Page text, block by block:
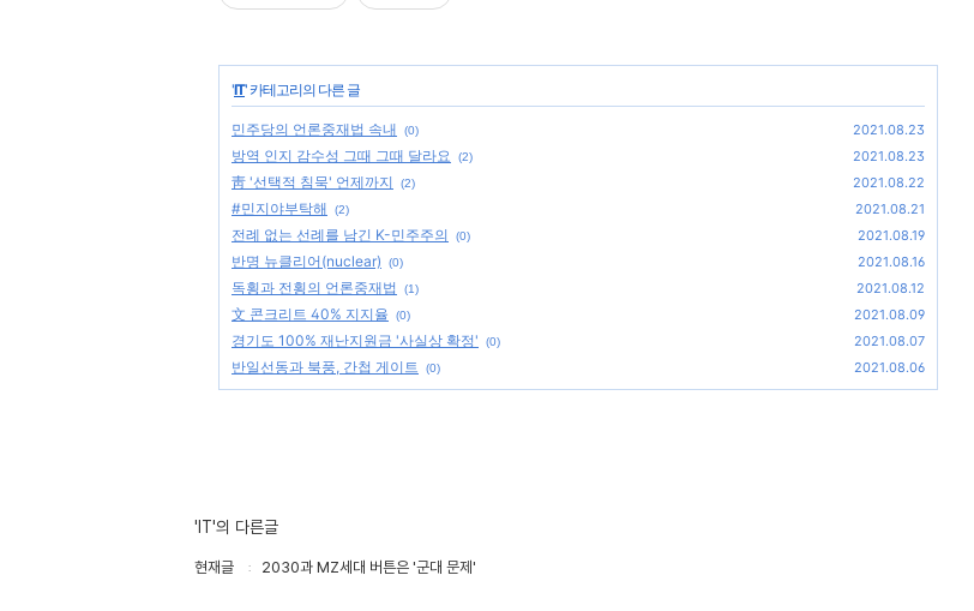
'IT' 카테고리의 다른 글
민주당의 언론중재법 속내 (0) 2021.08.23
방역 인지 감수성 그때 그때 달라요 (2) 2021.08.23
靑 '선택적 침묵' 언제까지 (2) 2021.08.22
#민지야부탁해 (2) 2021.08.21
전례 없는 선례를 남긴 K-민주주의 (0) 2021.08.19
반명 뉴클리어(nuclear) (0) 2021.08.16
독횡과 전횡의 언론중재법 (1) 2021.08.12
文 콘크리트 40% 지지율 (0) 2021.08.09
경기도 100% 재난지원금 '사실상 확정' (0) 2021.08.07
반일선동과 북풍, 간첩 게이트 (0) 2021.08.06
'IT'의 다른글
현재글 2030과 MZ세대 버튼은 '군대 문제'